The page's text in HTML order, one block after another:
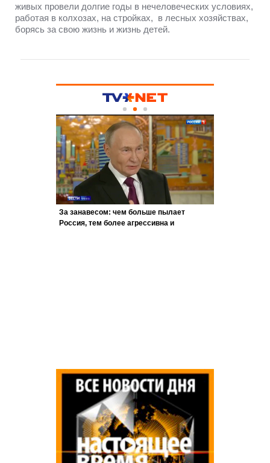
живых провели долгие годы в нечеловеческих условиях,
работая в колхозах, на стройках, в лесных хозяйствах,
борясь за свою жизнь и жизнь детей.